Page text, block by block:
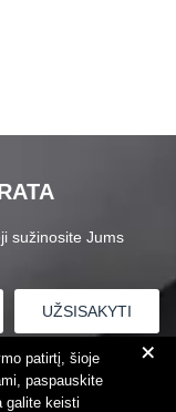
sužinosite Jums
+
patirtį, šioje
paspauskite
galite keisti